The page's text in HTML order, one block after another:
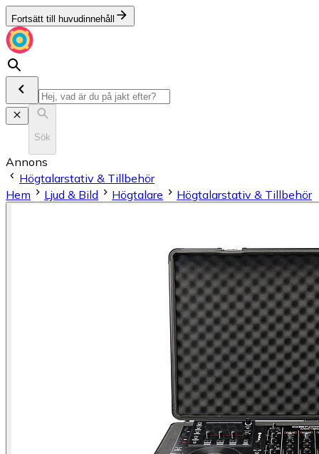
Fortsätt till huvudinnehåll
Sök
Annons
Högtalarstativ & Tillbehör
Hem
Ljud & Bild Högtalare Högtalarstativ & Tillbehör